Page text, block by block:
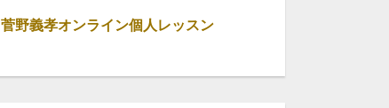
菅野義孝オンライン個人レッスン